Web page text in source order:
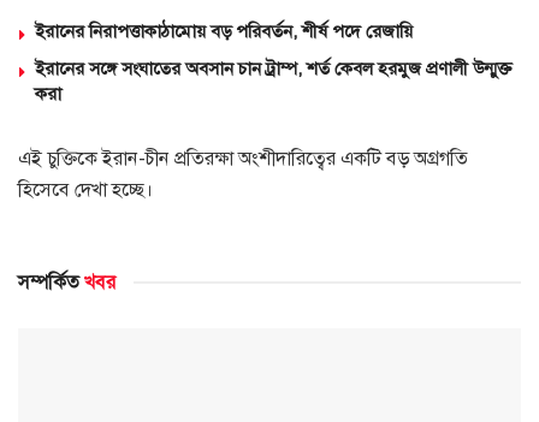
ইরানের নিরাপত্তাকাঠামোয় বড় পরিবর্তন, শীর্ষ পদে রেজায়ি
ইরানের সঙ্গে সংঘাতের অবসান চান ট্রাম্প, শর্ত কেবল হরমুজ প্রণালী উন্মুক্ত
করা
এই চুক্তিকে ইরান-চীন প্রতিরক্ষা অংশীদারিত্বের একটি বড় অগ্রগতি
হিসেবে দেখা হচ্ছে।
সম্পর্কিতখবর